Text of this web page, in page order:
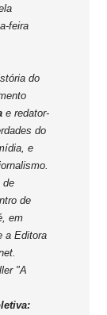
feira
do
e redator-
do
e
de
de
em
a Editora
"A